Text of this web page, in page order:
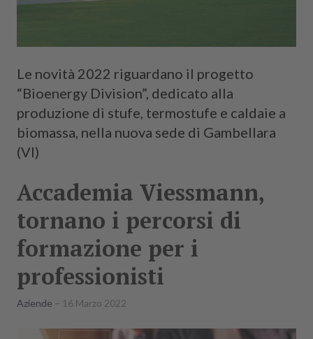
Le novità 2022 riguardano il progetto
“Bioenergy Division”, dedicato alla
produzione di stufe, termostufe e caldaie a
biomassa, nella nuova sede di Gambellara
(VI)
Accademia Viessmann,
tornano i percorsi di
formazione per i
professionisti
Aziende 16 Marzo 2022